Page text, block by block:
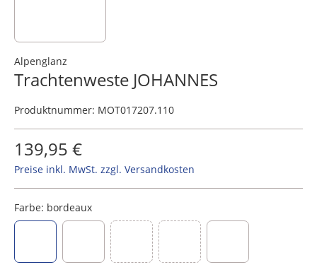
Alpenglanz
Trachtenweste JOHANNES
Produktnummer: MOT017207.110
139,95 €
Preise inkl. MwSt. zzgl. Versandkosten
Farbe: bordeaux
dunkelblau graphit
(Diese Option ist zurzeit nicht verfügbar.)
tanne
(Diese Option ist zurzeit nicht